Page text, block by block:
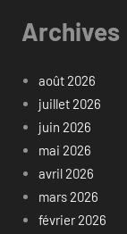
Archives
août 2026
juillet 2026
juin 2026
mai 2026
avril 2026
mars 2026
février 2026